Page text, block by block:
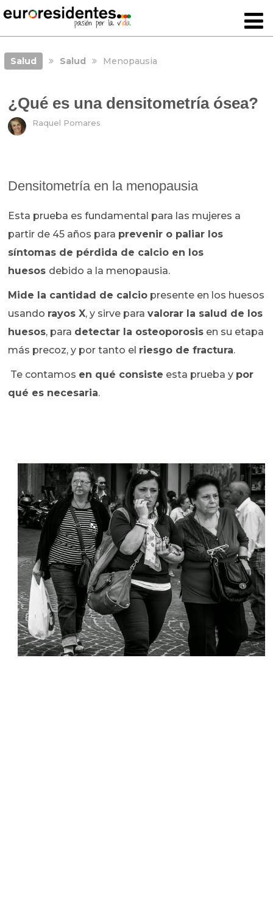
Salud Salud Menopausia
¿Qué es una densitometría ósea?
Raquel Pomares
Densitometría en la menopausia
Esta prueba es fundamental para las mujeres a
partir de 45 años para prevenir o paliar los
síntomas de pérdida de calcio en los
huesos debido a la menopausia.
Mide la cantidad de calcio presente en los huesos
usando rayos X, y sirve paravalorar la salud de los
huesos, para detectar la osteoporosis en su etapa
más precoz, y por tanto el riesgo de fractura.
Te contamos en qué consiste esta prueba y por
qué es necesaria.